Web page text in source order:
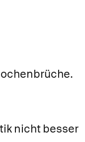
nicht besser